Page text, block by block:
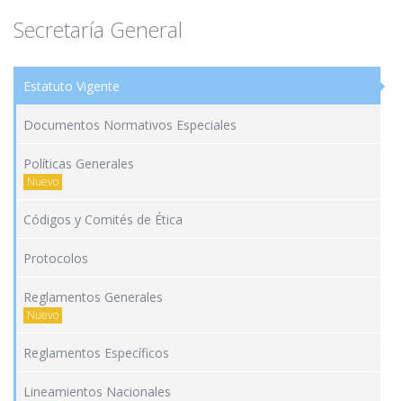
Secretaría General
Estatuto Vigente
Documentos Normativos Especiales
Políticas Generales
Nuevo
Códigos y Comités de Ética
Protocolos
Reglamentos Generales
Nuevo
Reglamentos Específicos
Lineamientos Nacionales